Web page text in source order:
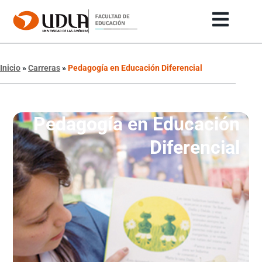
Inicio»Carreras»Pedagogía en Educación Diferencial
Pedagogía en Educación
Diferencial